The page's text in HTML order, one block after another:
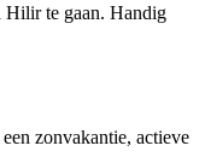
Hilir te gaan. Handig
zonvakantie, actieve